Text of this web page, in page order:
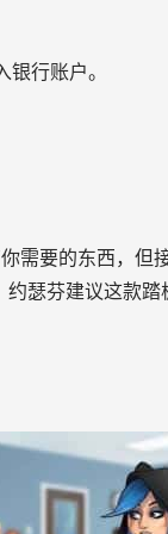
行账户。
需要的东西，
瑟芬建议这款